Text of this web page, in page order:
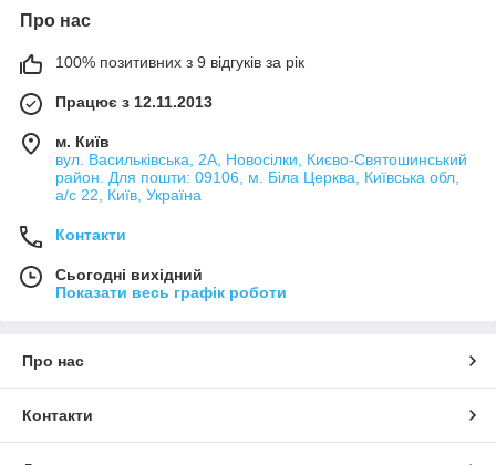
Про нас
100% позитивних з 9 відгуків за рік
Працює з 12.11.2013
м. Київ
вул. Васильківська, 2А, Новосілки, Києво-Святошинський
район. Для пошти: 09106, м. Біла Церква, Київська обл,
а/с 22, Київ, Україна
Контакти
Сьогодні вихідний
Показати весь графік роботи
Про нас
Контакти